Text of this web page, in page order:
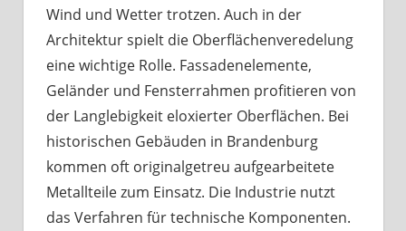
Wind und Wetter trotzen. Auch in der
Architektur spielt die Oberflächenveredelung
eine wichtige Rolle. Fassadenelemente,
Geländer und Fensterrahmen profitieren von
der Langlebigkeit eloxierter Oberflächen. Bei
historischen Gebäuden in Brandenburg
kommen oft originalgetreu aufgearbeitete
Metallteile zum Einsatz. Die Industrie nutzt
das Verfahren für technische Komponenten.